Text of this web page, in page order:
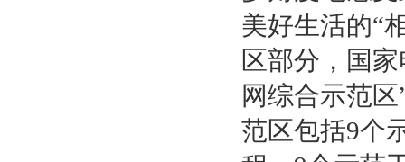
美好生活的“
区部分，国
网综合示范
范区包括9个